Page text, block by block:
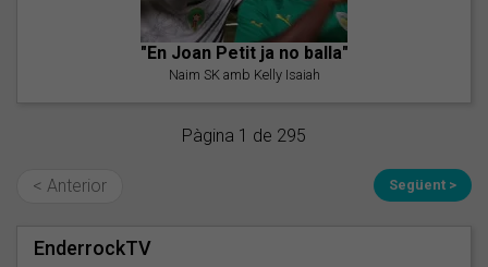
"En Joan Petit ja no balla"
Naim SK amb Kelly Isaiah
Pàgina 1 de 295
< Anterior Següent >
EnderrockTV